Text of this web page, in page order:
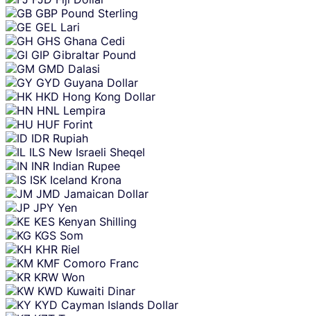
GBP Pound Sterling
GEL Lari
GHS Ghana Cedi
GIP Gibraltar Pound
GMD Dalasi
GYD Guyana Dollar
HKD Hong Kong Dollar
HNL Lempira
HUF Forint
IDR Rupiah
ILS New Israeli Sheqel
INR Indian Rupee
ISK Iceland Krona
JMD Jamaican Dollar
JPY Yen
KES Kenyan Shilling
KGS Som
KHR Riel
KMF Comoro Franc
KRW Won
KWD Kuwaiti Dinar
KYD Cayman Islands Dollar